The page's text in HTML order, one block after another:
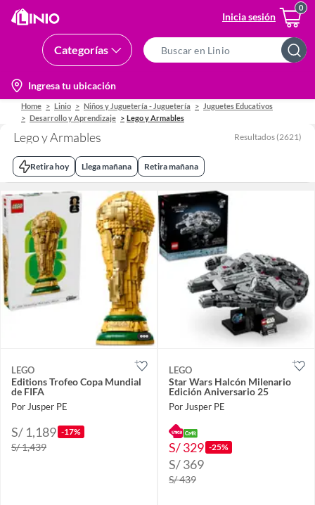
Inicia sesión
Categorías
Bar
location-
icon
Ingresa tu ubicación
Home Linio Niños y Juguetería - Juguetería
Juguetes Educativos
Desarrollo y Aprendizaje
Lego y Armables
Lego y Armables Resultados (2621)
Retira hoy Llega mañana Retira mañana
LEGO
Editions Trofeo Copa Mundial
de FIFA
Por Jusper PE
S/ 1,189 -17%
S/ 1,439
LEGO
Star Wars Halcón Milenario
Edición Aniversario 25
Por Jusper PE
S/ 329 -25%
S/ 369
S/ 439